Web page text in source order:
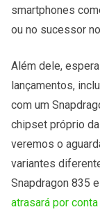
smartphones
ou no sucessor
Além dele,
lançamentos,
com um
chipset próprio
veremos o
variantes
Snapdragon 835
atrasará por